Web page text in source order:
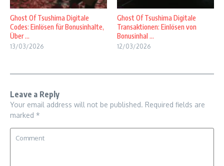
Ghost Of Tsushima Digitale
Codes: Einlösen für Bonusinhalte,
Über ...
13/03/2026
Ghost Of Tsushima Digitale
Transaktionen: Einlösen von
Bonusinhal ...
12/03/2026
Leave a Reply
Your email address will not be published. Required fields are
marked *